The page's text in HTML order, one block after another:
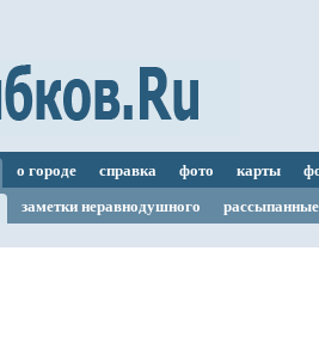
о городе справка фото карты
заметки неравнодушного